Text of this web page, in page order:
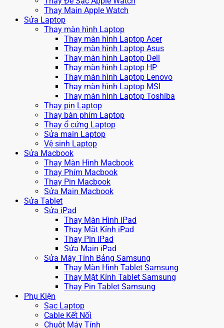
Thay Main Apple Watch
Sửa Laptop
Thay màn hình Laptop
Thay màn hình Laptop Acer
Thay màn hình Laptop Asus
Thay màn hình Laptop Dell
Thay màn hình Laptop HP
Thay màn hình Laptop Lenovo
Thay màn hình Laptop MSI
Thay màn hình Laptop Toshiba
Thay pin Laptop
Thay bàn phím Laptop
Thay ổ cứng Laptop
Sửa main Laptop
Vệ sinh Laptop
Sửa Macbook
Thay Màn Hình Macbook
Thay Phím Macbook
Thay Pin Macbook
Sửa Main Macbook
Sửa Tablet
Sửa iPad
Thay Màn Hình iPad
Thay Mặt Kính iPad
Thay Pin iPad
Sửa Main iPad
Sửa Máy Tính Bảng Samsung
Thay Màn Hình Tablet Samsung
Thay Mặt Kính Tablet Samsung
Thay Pin Tablet Samsung
Phụ Kiện
Sạc Laptop
Cable Kết Nối
Chuột Máy Tính